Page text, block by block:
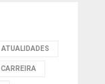
ATUALIDADES
CARREIRA